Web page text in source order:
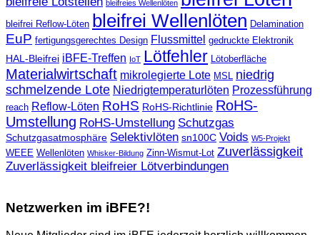
bleifreies Wellenlöten
bleifrei Reflow-Löten bleifrei Wellenlöten Delamination
EuP fertigungsgerechtes Design Flussmittel gedruckte Elektronik
HAL-Bleifrei iBFE-Treffen IoT Lötfehler Lötoberfläche
Materialwirtschaft mikrolegierte Lote MSL niedrig
schmelzende Lote Niedrigtemperaturlöten Prozessführung
reach Reflow-Löten RoHS RoHS-Richtlinie RoHS-
Umstellung RoHS‐Umstellung Schutzgas
Schutzgasatmosphäre Selektivlöten sn100C Voids W5-Projekt
WEEE Wellenlöten Whisker-Bildung Zinn-Wismut-Lot Zuverlässigkeit
Zuverlässigkeit bleifreier Lötverbindungen
Netzwerken im iBFE?!